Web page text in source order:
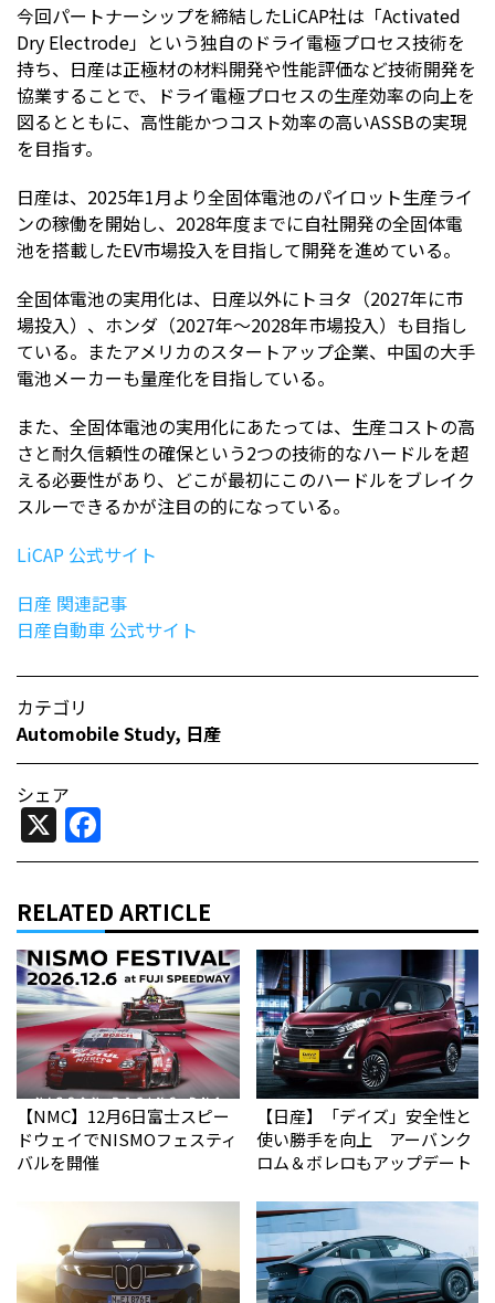
今回パートナーシップを締結したLiCAP社は「Activated
Dry Electrode」という独自のドライ電極プロセス技術を
持ち、日産は正極材の材料開発や性能評価など技術開発を
協業することで、ドライ電極プロセスの生産効率の向上を
図るとともに、高性能かつコスト効率の高いASSBの実現
を目指す。
日産は、2025年1月より全固体電池のパイロット生産ライ
ンの稼働を開始し、2028年度までに自社開発の全固体電
池を搭載したEV市場投入を目指して開発を進めている。
全固体電池の実用化は、日産以外にトヨタ（2027年に市
場投入）、ホンダ（2027年～2028年市場投入）も目指し
ている。またアメリカのスタートアップ企業、中国の大手
電池メーカーも量産化を目指している。
また、全固体電池の実用化にあたっては、生産コストの高
さと耐久信頼性の確保という2つの技術的なハードルを超
える必要性があり、どこが最初にこのハードルをブレイク
スルーできるかが注目の的になっている。
LiCAP 公式サイト
日産 関連記事
日産自動車 公式サイト
カテゴリ
Automobile Study, 日産
シェア
X
RELATED ARTICLE
【NMC】12月6日富士スピー
ドウェイでNISMOフェスティ
バルを開催
【日産】「デイズ」安全性と
使い勝手を向上 アーバンク
ロム＆ボレロもアップデート